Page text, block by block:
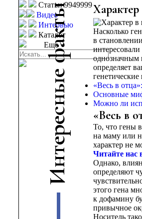
Статьи 9949999
Видео
Интервью
Каталог
Еще
И
н
т
е
р
е
с
н
ы
е
ф
а
к
т
ы
Насколько
в
однозначным
определяет
«Весь в
Основные
Можно ли
«Весь в
То, что гены
на маму или
характер не
Читайте нас
Однако,
определяют
этого гена
к дофамину
привычное
Носитель